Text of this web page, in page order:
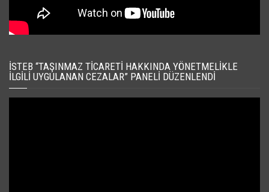
İSTEB “TAŞINMAZ TICARETI HAKKINDA YÖNETMELIKLE
İLGILI UYGULANAN CEZALAR” PANELI DÜZENLENDI